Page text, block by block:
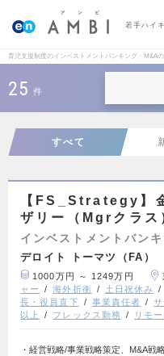
若手ハイ
育児支援制度のインベストメントバンキング・M&A
25 件
すべて
【FS_Strategy】
ザリー（Mgrクラス
インベストメントバン
デロイト トーマツ（FA）
1000万円 ～ 1249万円
ャー
海外折衝 土日祝休み
長・役員直下
事業責任者
以上
フレックス勤務 リモ
・経営戦略/事業戦略策定、M&A戦